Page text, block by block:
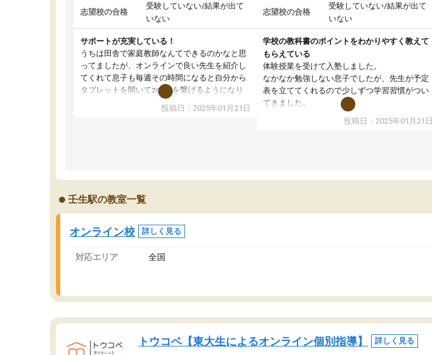
志望校の合格
受験していない/結果が出て
いない
サポートが充実している！
うちは田舎で家庭教師なんてできるのかなと思
ってましたが、オンラインで良い先生を紹介し
てくれて息子も毎週その時間になると自分から
タブレットを開いてzoomを繋げるようになり
ました！5科目なんでもOKなのもとても気に入
投稿日：2025年01月21日
志望校の合格
受験していない/結果が出て
いない
学校の教科書のポイントをわかりやすく教えて
もらえている
体験授業を受けて入塾しました。
なかなか勉強しない息子でしたが、先生が予定
表を立ててくれるので少しずつ学習習慣がつい
てきました。
オンラインで週に一度の受講ですが、指導が無
い日も予定表に基づいて勉強したり、LINEでわ
投稿日：2025年01月21日
壬生駅の教室一覧
オンライン校 詳しく見る
対応エリア 全国
トウコベ【東大生によるオンライン個別指導】 詳しく見る